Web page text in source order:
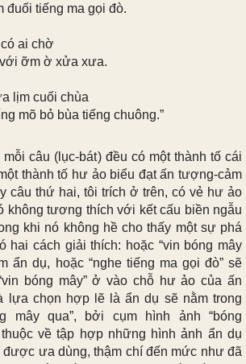
đuối tiếng ma gọi đò.
ai chờ
ỡm ờ xửa xưa.
lịm cuối chùa
mõ bỏ bùa tiếng chuông.”
câu (lục-bát) đều có một thành tố cái
thành tố hư ảo biểu đạt ấn tượng-cảm
câu thứ hai, tôi trích ở trên, có vẻ hư ảo
không tương thích với kết cấu biền ngẫu
khi nó không hề cho thấy một sự phá
hai cách giải thích: hoặc “vin bóng mây
ẩn dụ, hoặc “nghe tiếng ma gọi đò” sẽ
bóng mây” ở vào chỗ hư ảo của ấn
lựa chọn hợp lẽ là ẩn dụ sẽ nằm trong
mây qua”, bởi cụm hình ảnh “bóng
thuộc về tập hợp những hình ảnh ẩn dụ
ưa dùng, thậm chí đến mức như đã